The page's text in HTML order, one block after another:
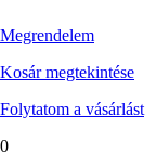
Megrendelem
Kosár megtekintése
Folytatom a vásárlást
0